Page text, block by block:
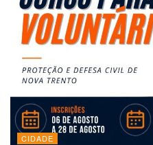
CIDADE